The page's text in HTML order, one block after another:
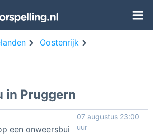
Oostenrijk
in Pruggern
een onweersbui
07 augustus 23:00
uur